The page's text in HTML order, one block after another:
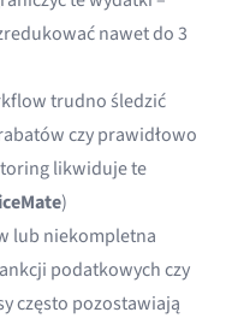
nawet do 3
trudno śledzić
czy prawidłowo
likwiduje te
)
lub niekompletna
podatkowych czy
często pozostawiają